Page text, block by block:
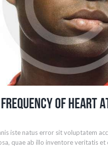
of Heart
iste natus error sit voluptatem
quae ab illo inventore veritatis